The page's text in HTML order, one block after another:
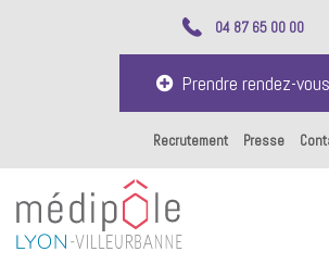
04 87 65 00 00
Prendre rendez-vous
Recrutement Presse